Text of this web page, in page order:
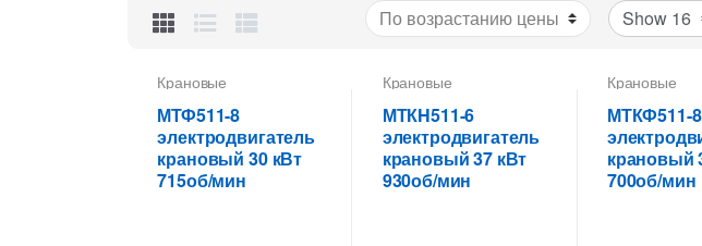
Крановые
МТФ511-8
электродвигатель
крановый 30 кВт
715об/мин
Крановые
МТКH511-6
электродвигатель
крановый 37 кВт
930об/мин
Крановые
МТКФ511-8
крановый
700об/мин